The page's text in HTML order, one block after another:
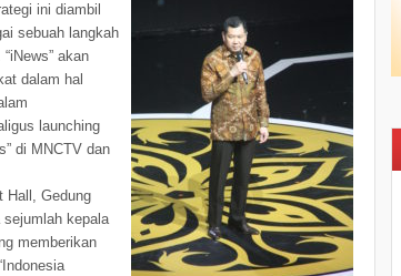
ini diambil
sebuah langkah
akan
dalam hal
launching
di MNCTV dan
Hall, Gedung
sejumlah kepala
memberikan